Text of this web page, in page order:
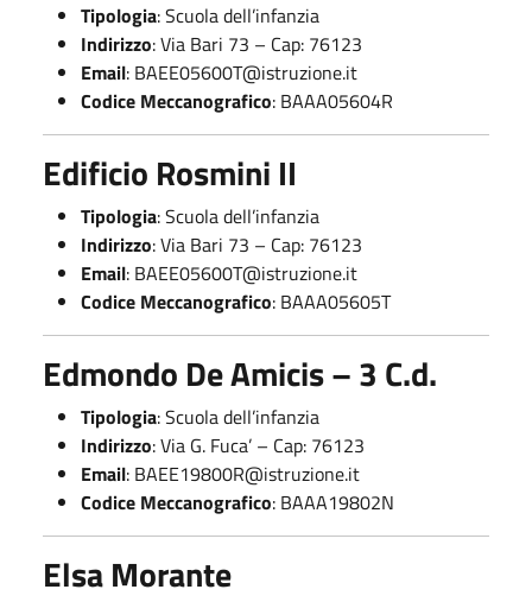
Tipologia: Scuola dell’infanzia
Indirizzo: Via Bari 73 – Cap: 76123
Email: BAEE05600T@istruzione.it
Codice Meccanografico: BAAA05604R
Edificio Rosmini II
Tipologia: Scuola dell’infanzia
Indirizzo: Via Bari 73 – Cap: 76123
Email: BAEE05600T@istruzione.it
Codice Meccanografico: BAAA05605T
Edmondo De Amicis – 3 C.d.
Tipologia: Scuola dell’infanzia
Indirizzo: Via G. Fuca’ – Cap: 76123
Email: BAEE19800R@istruzione.it
Codice Meccanografico: BAAA19802N
Elsa Morante